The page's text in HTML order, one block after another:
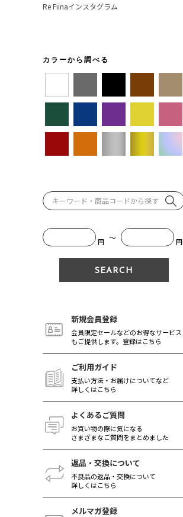
Re Fiinaインスタグラム
カラーから調べる
円 ～ 円
新規会員登録
会員限定セールなどのお得なサービス
もご提供します。登録はこちら
ご利用ガイド
支払い方法・お届けについてなど
詳しくはこちら
よくあるご質問
お買い物の際に気になる
さまざまなご質問をまとめました
返品・交換について
不良品の返品・交換について
詳しくはこちら
メルマガ登録